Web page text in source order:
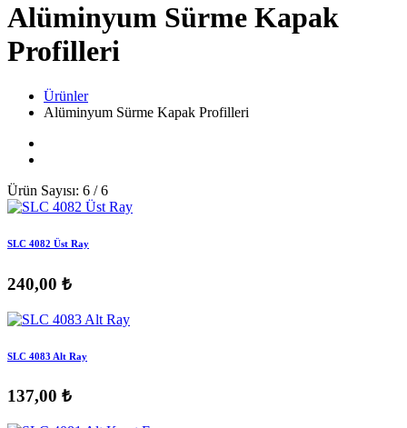
Alüminyum Sürme Kapak
Profilleri
Ürünler
Alüminyum Sürme Kapak Profilleri
Ürün Sayısı: 6 / 6
SLC 4082 Üst Ray
240,00 ₺
SLC 4083 Alt Ray
137,00 ₺